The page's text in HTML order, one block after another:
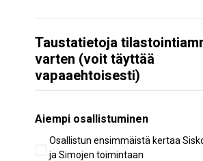
Taustatietoja
varten (voit täyttää
vapaaehtoisesti)
Aiempi osallistuminen
Osallistun ensimmäistä kertaa
ja Simojen toimintaan